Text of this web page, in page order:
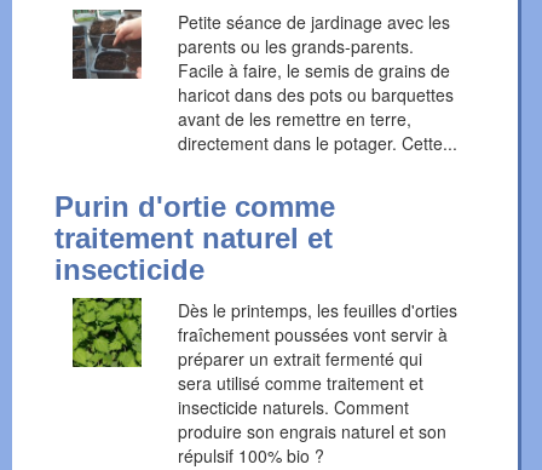
Petite séance de jardinage avec les
parents ou les grands-parents.
Facile à faire, le semis de grains de
haricot dans des pots ou barquettes
avant de les remettre en terre,
directement dans le potager. Cette...
Purin d'ortie comme
traitement naturel et
insecticide
Dès le printemps, les feuilles d'orties
fraîchement poussées vont servir à
préparer un extrait fermenté qui
sera utilisé comme traitement et
insecticide naturels. Comment
produire son engrais naturel et son
répulsif 100% bio ?